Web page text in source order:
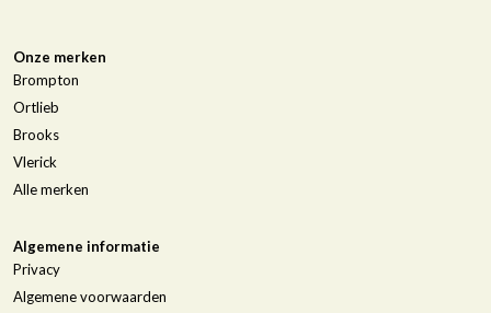
Onze merken
Brompton
Ortlieb
Brooks
Vlerick
Alle merken
Algemene informatie
Privacy
Algemene voorwaarden